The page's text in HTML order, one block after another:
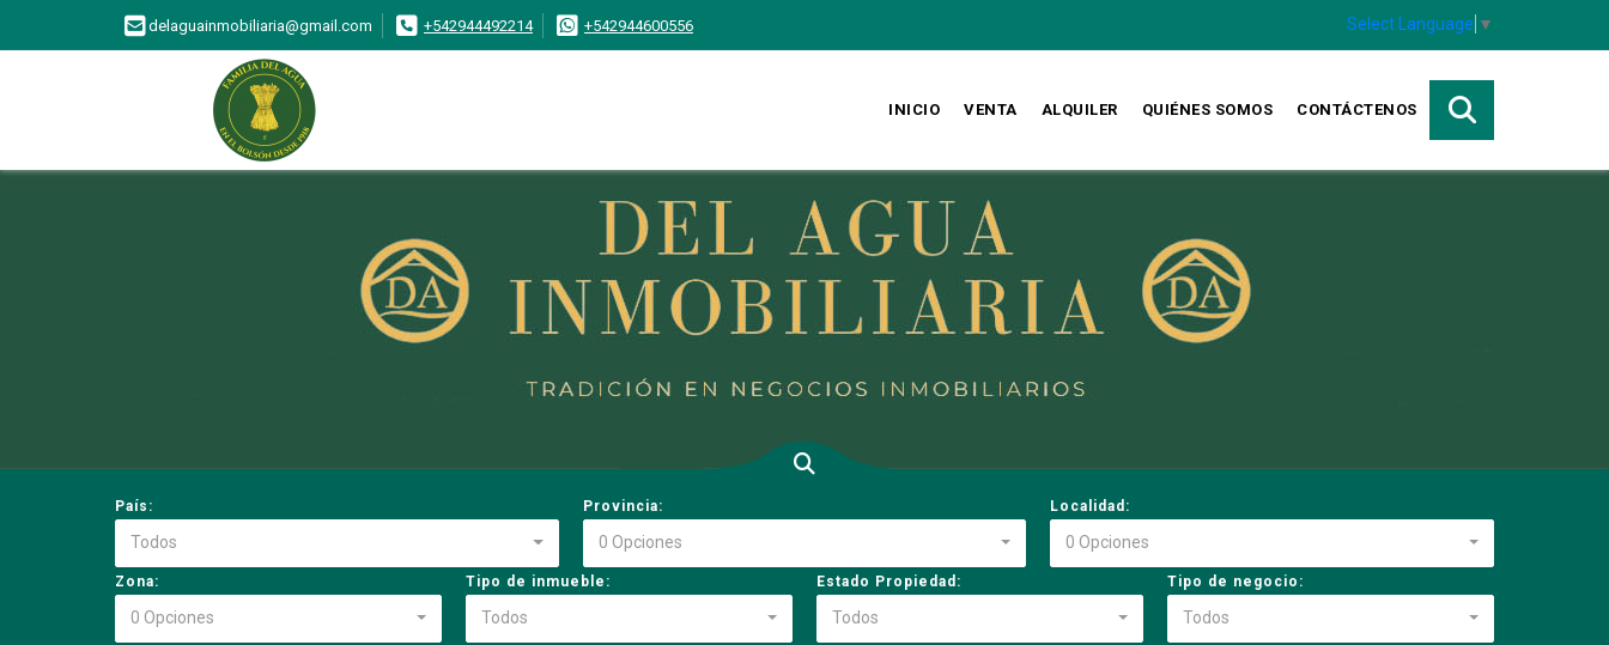
delaguainmobiliaria@gmail.com +542944492214 +542944600556 Select Language ▼
INICIO VENTA ALQUILER QUIÉNES SOMOS CONTÁCTENOS
País:
Todos
Provincia:
0 Opciones
Localidad:
0 Opciones
Zona:
0 Opciones
Tipo de inmueble:
Todos
Estado Propiedad:
Todos
Tipo de negocio:
Todos